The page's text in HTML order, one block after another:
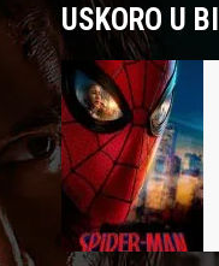
USKORO U